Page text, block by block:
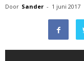
Door Sander - 1 juni 2017